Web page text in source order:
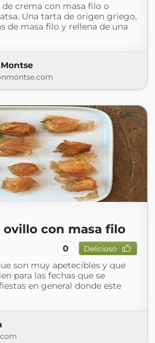
crema con masa filo o
Una tarta de origen griego,
de masa filo y rellena de una
con masa filo
0 Delicioso
son muy apetecibles y que
para las fechas que se
en general donde este